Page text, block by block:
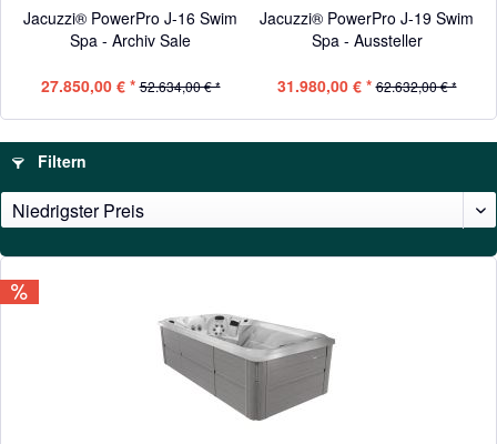
Jacuzzi® PowerPro J-16 Swim
Spa - Archiv Sale
27.850,00 € * 52.634,00 € *
Jacuzzi® PowerPro J-19 Swim
Spa - Aussteller
31.980,00 € * 62.632,00 € *
Filtern